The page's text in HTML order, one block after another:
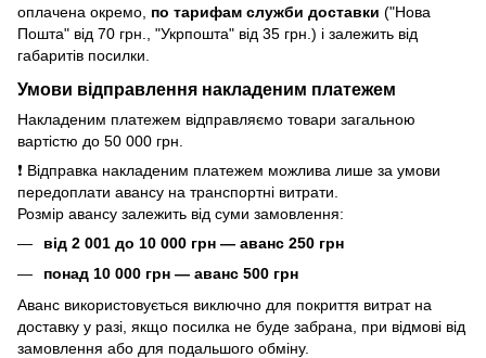
оплачена окремо, по тарифам служби доставки ("Нова
Пошта" від 70 грн., "Укрпошта" від 35 грн.) і залежить від
габаритів посилки.
Умови відправлення накладеним платежем
Накладеним платежем відправляємо товари загальною
вартістю до 50 000 грн.
❗ Відправка накладеним платежем можлива лише за умови
передоплати авансу на транспортні витрати.
Розмір авансу залежить від суми замовлення:
від 2 001 до 10 000 грн — аванс 250 грн
понад 10 000 грн — аванс 500 грн
Аванс використовується виключно для покриття витрат на
доставку у разі, якщо посилка не буде забрана, при відмові від
замовлення або для подальшого обміну.